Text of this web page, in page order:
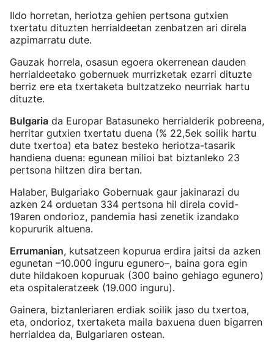
Ildo horretan, heriotza gehien pertsona gutxien
txertatu dituzten herrialdeetan zenbatzen ari direla
azpimarratu dute.
Gauzak horrela, osasun egoera okerrenean dauden
herrialdeetako gobernuek murrizketak ezarri dituzte
berriz ere eta txertaketa bultzatzeko neurriak hartu
dituzte.
Bulgaria da Europar Batasuneko herrialderik pobreena,
herritar gutxien txertatu duena (% 22,5ek soilik hartu
dute txertoa) eta batez besteko heriotza-tasarik
handiena duena: egunean milioi bat biztanleko 23
pertsona hiltzen dira bertan.
Halaber, Bulgariako Gobernuak gaur jakinarazi du
azken 24 orduetan 334 pertsona hil direla covid-
19aren ondorioz, pandemia hasi zenetik izandako
kopururik altuena.
Errumanian, kutsatzeen kopurua erdira jaitsi da azken
egunetan –10.000 inguru egunero–, baina gora egin
dute hildakoen kopuruak (300 baino gehiago egunero)
eta ospitaleratzeek (19.000 inguru).
Gainera, biztanleriaren erdiak soilik jaso du txertoa,
eta, ondorioz, txertaketa maila baxuena duen bigarren
herrialdea da, Bulgariaren ostean.